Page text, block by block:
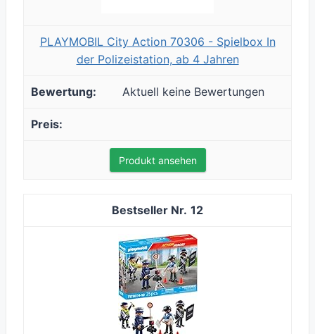
PLAYMOBIL City Action 70306 - Spielbox In
der Polizeistation, ab 4 Jahren
Aktuell keine Bewertungen
Produkt ansehen
12